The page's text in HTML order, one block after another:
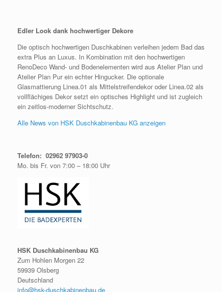
Edler Look dank hochwertiger Dekore
Die optisch hochwertigen Duschkabinen verleihen jedem Bad das
extra Plus an Luxus. In Kombination mit den hochwertigen
RenoDeco Wand- und Bodenelementen wird aus Atelier Plan und
Atelier Plan Pur ein echter Hingucker. Die optionale
Glasmattierung Linea.01 als Mittelstreifendekor oder Linea.02 als
vollflächiges Dekor setzt ein optisches Highlight und ist zugleich
ein zeitlos-moderner Sichtschutz.
Alle News von HSK Duschkabinenbau KG anzeigen
Telefon: 02962 97903-0
Mo. bis Fr. von 7:00 – 18:00 Uhr
HSK Duschkabinenbau KG
Zum Hohlen Morgen 22
59939 Olsberg
Deutschland
info@hsk-duschkabinenbau.de